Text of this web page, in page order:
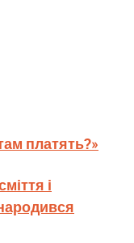
платять?»
і